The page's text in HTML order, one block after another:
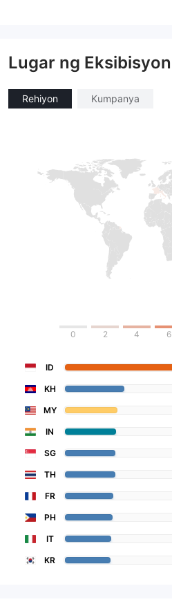
Lugar ng Eksibisyon
Rehiyon Kumpanya
0 2 4 6
ID
KH
MY
IN
SG
TH
FR
PH
IT
KR